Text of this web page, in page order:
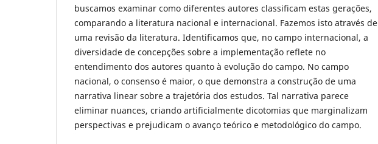
buscamos examinar como diferentes autores classificam estas gerações,
comparando a literatura nacional e internacional. Fazemos isto através de
uma revisão da literatura. Identificamos que, no campo internacional, a
diversidade de concepções sobre a implementação reflete no
entendimento dos autores quanto à evolução do campo. No campo
nacional, o consenso é maior, o que demonstra a construção de uma
narrativa linear sobre a trajetória dos estudos. Tal narrativa parece
eliminar nuances, criando artificialmente dicotomias que marginalizam
perspectivas e prejudicam o avanço teórico e metodológico do campo.